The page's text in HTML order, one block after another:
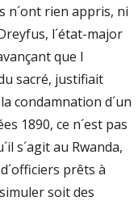
n´ont rien appris, ni
l´état-major
que l
sacré, justifiait
condamnation d´un
1890, ce n´est pas
s´agit au Rwanda,
prêts à
soit des